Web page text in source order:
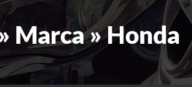
Marca » Honda